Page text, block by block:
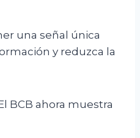
una señal única
y reduzca la
BCB ahora muestra